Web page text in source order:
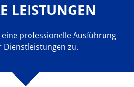
LEISTUNGEN
professionelle Ausführung
Dienstleistungen zu.